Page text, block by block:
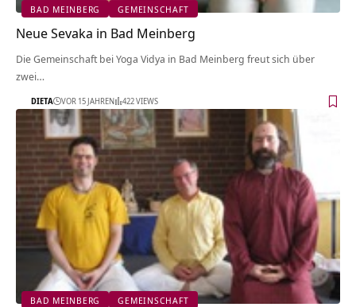
BAD MEINBERG GEMEINSCHAFT
Neue Sevaka in Bad Meinberg
Die Gemeinschaft bei Yoga Vidya in Bad Meinberg freut sich über
zwei…
DIETA VOR 15 JAHREN 422 VIEWS
BAD MEINBERG GEMEINSCHAFT